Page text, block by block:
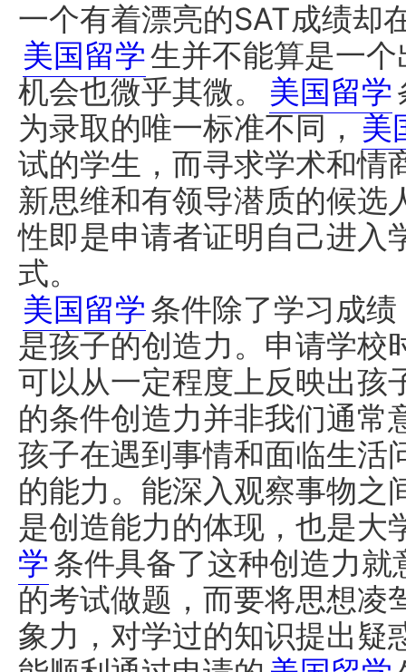
一个有着漂亮的SAT成绩却
美国留学生并不能算是一
机会也微乎其微。
美国留学
为录取的唯一标准不同， 美
试的学生，而寻求学术和
新思维和有领导潜质的候选
性即是申请者证明自己进入
式。
美国留学条件除了学习成
是孩子的创造力。申请学校
可以从一定程度上反映出孩
的条件创造力并非我们通常
孩子在遇到事情和面临生活
的能力。能深入观察事物之
是创造能力的体现，也是大
学条件具备了这种创造力
的考试做题，而要将思想凌
象力，对学过的知识提出疑